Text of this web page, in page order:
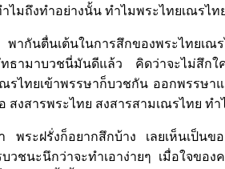
ำไมถึงทำอย่างนั้น ทำไมพระไทยเณรไ
พากันตื่นเต้นในการสึกของพระไทยเ
ทธามาบวชนี่มันดีแล้ว คิดว่าจะไม่สึก
รไทยเข้าพรรษาก็บวชกัน ออกพรรษา
สงสารพระไทย สงสารสามเณรไทย ท
พระฝรั่งก็อยากสึกบ้าง เลยเห็นเป็น
วชนะนึกว่าจะทำเอาง่ายๆ เมื่อใจข